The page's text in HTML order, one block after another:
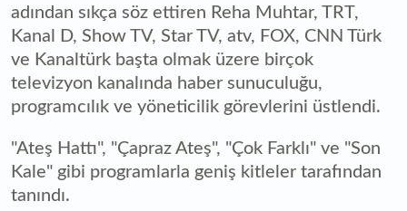
adından sıkça söz ettiren Reha Muhtar, TRT,
Kanal D, Show TV, Star TV, atv, FOX, CNN Türk
ve Kanaltürk başta olmak üzere birçok
televizyon kanalında haber sunuculuğu,
programcılık ve yöneticilik görevlerini üstlendi.
"Ateş Hattı", "Çapraz Ateş", "Çok Farklı" ve "Son
Kale" gibi programlarla geniş kitleler tarafından
tanındı.